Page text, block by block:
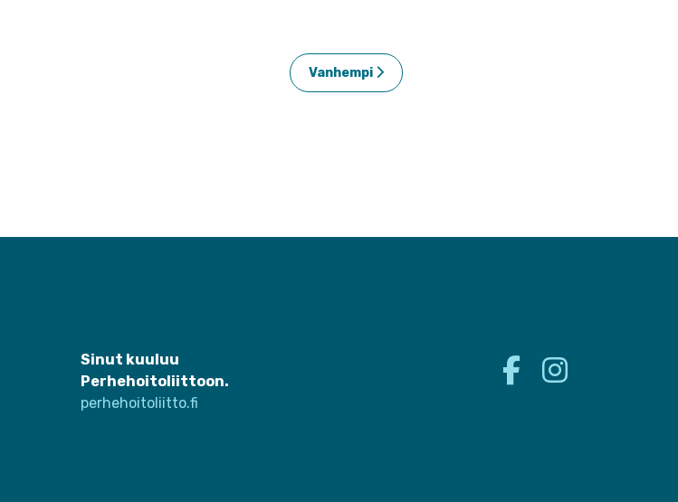
Vanhempi
Sinut kuuluu
Perhehoitoliittoon.
perhehoitoliitto.fi